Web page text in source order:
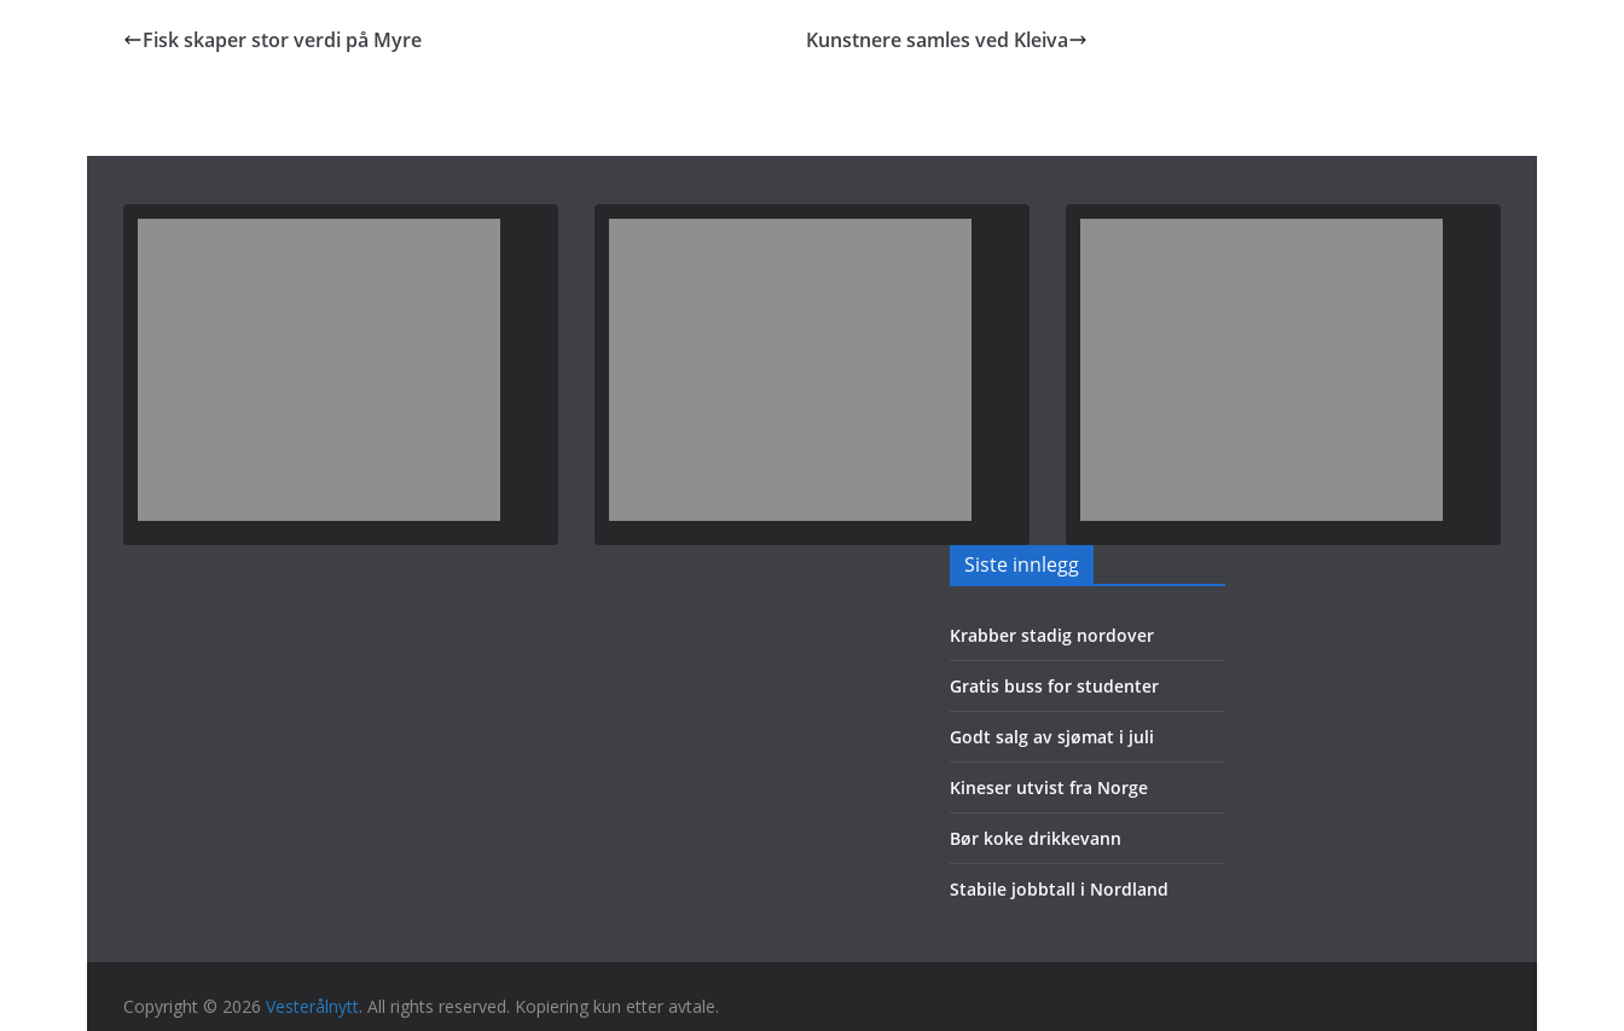
Fisk skaper stor verdi på Myre Kunstnere samles ved Kleiva
Siste innlegg
Krabber stadig nordover
Gratis buss for studenter
Godt salg av sjømat i juli
Kineser utvist fra Norge
Bør koke drikkevann
Stabile jobbtall i Nordland
Copyright © 2026 Vesterålnytt. All rights reserved. Kopiering kun etter avtale.